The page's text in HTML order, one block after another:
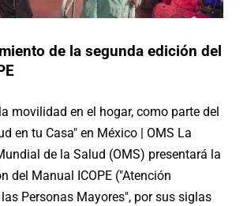
de la segunda edición del
movilidad en el hogar, como parte del
en tu Casa" en México | OMS La
de la Salud (OMS) presentará la
del Manual ICOPE ("Atención
Personas Mayores", por sus siglas